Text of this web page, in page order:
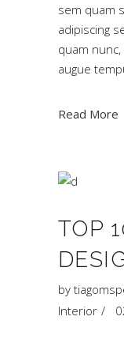
sem quam
adipiscing
quam
augue
Read More
TOP
by
Interior